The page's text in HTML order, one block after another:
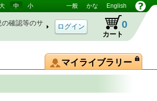
中 小 一般 かな English
の確認等のサ
カート
0
マイライブラリー